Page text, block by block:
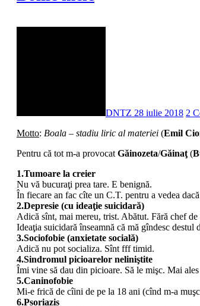
DNTZ 28 iulie 2018 2
Motto: Boala – stadiu liric al materiei (Emil
Pentru că tot m-a provocat Găinozeta/Găinaţ (
1.Tumoare la creier
Nu vă bucuraţi prea tare. E benignă.
În fiecare an fac cîte un C.T. pentru a vedea
2.Depresie (cu ideaţie suicidară)
Adică sînt, mai mereu, trist. Abătut. Fără chef de
Ideaţia suicidară înseamnă că mă gîndesc
3.Sociofobie (anxietate socială)
Adică nu pot socializa. Sînt fff timid.
4.Sindromul picioarelor neliniştite
Îmi vine să dau din picioare. Să le mişc. Mai
5.Caninofobie
Mi-e frică de cîini de pe la 18 ani (cînd m-a
6.Psoriazis